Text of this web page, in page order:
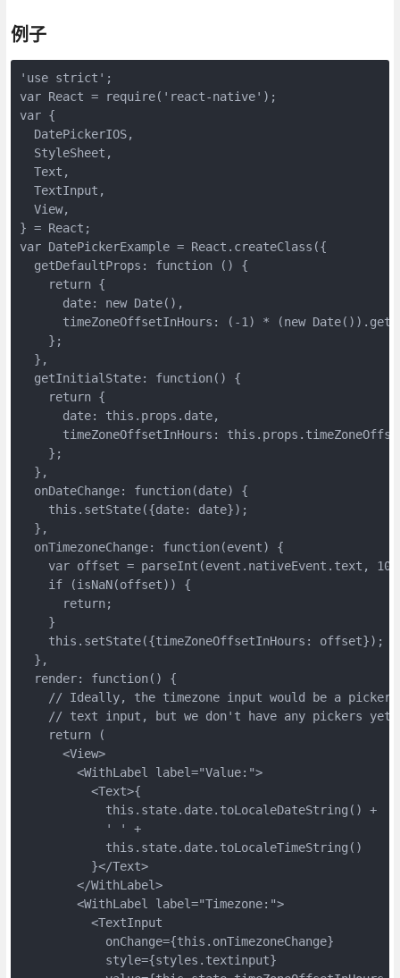
例子
'use strict';
var React = require('react-native');
var {
  DatePickerIOS,
  StyleSheet,
  Text,
  TextInput,
  View,
} = React;
var DatePickerExample = React.createClass({
  getDefaultProps: function () {
    return {
      date: new Date(),
timeZoneOffsetInHours: (-1) * (new
    };
  },
  getInitialState: function() {
    return {
      date: this.props.date,
timeZoneOffsetInHours:
    };
  },
  onDateChange: function(date) {
    this.setState({date: date});
  },
  onTimezoneChange: function(event) {
var offset = parseInt(event.nativeEvent.text,
    if (isNaN(offset)) {
      return;
    }
    this.setState({timeZoneOffsetInHours: offset});
  },
  render: function() {
// Ideally, the timezone input would be a picker
// text input, but we don't have any pickers yet
    return (
      <View>
        <WithLabel label="Value:">
          <Text>{
            this.state.date.toLocaleDateString() +
            ' ' +
            this.state.date.toLocaleTimeString()
          }</Text>
        </WithLabel>
        <WithLabel label="Timezone:">
          <TextInput
            onChange={this.onTimezoneChange}
            style={styles.textinput}